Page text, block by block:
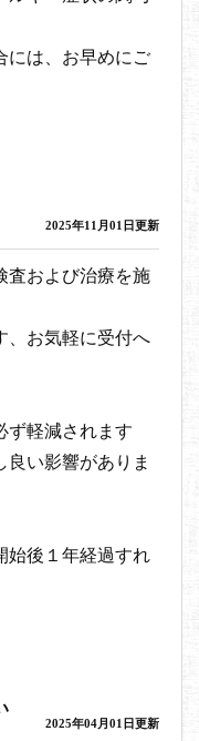
には、お早めにご
2025年11月01日更新
査および治療を施
、お気軽に受付へ
ず軽減されます
良い影響がありま
始後１年経過すれ
2025年04月01日更新